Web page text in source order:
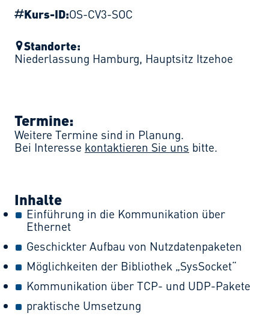
Kurs-ID:OS-CV3-SOC
Standorte:
Niederlassung Hamburg, Hauptsitz Itzehoe
Inhalte
Einführung in die Kommunikation über
Ethernet
Geschickter Aufbau von Nutzdatenpaketen
Möglichkeiten der Bibliothek „SysSocket“
Kommunikation über TCP- und UDP-Pakete
praktische Umsetzung
Termine:
Weitere Termine sind in Planung.
Bei Interesse kontaktieren Sie uns bitte.